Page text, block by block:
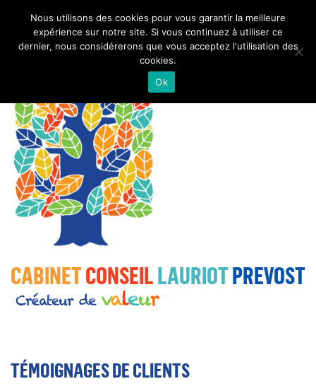
CABINETCONSEILLAURIOTPREVOST
TÉMOIGNAGES DE CLIENTS
Navigation
Nous utilisons des cookies pour vous garantir la meilleure
expérience sur notre site. Si vous continuez à utiliser ce
dernier, nous considérerons que vous acceptez l'utilisation des
cookies.
Ok